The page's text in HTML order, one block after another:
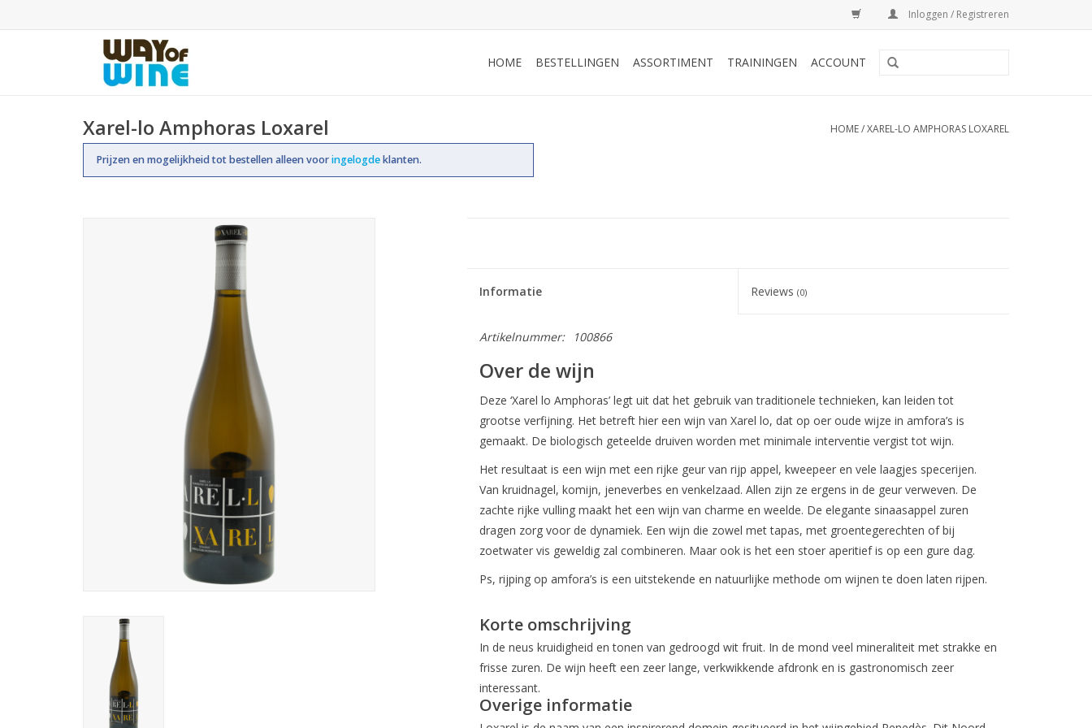
Inloggen / Registreren
HOME BESTELLINGEN ASSORTIMENT TRAININGEN ACCOUNT
Xarel-lo Amphoras Loxarel
Prijzen en mogelijkheid tot bestellen alleen vooringelogdeklanten.
HOME/XAREL-LO AMPHORAS LOXAREL
Informatie Reviews(0)
Artikelnummer: 100866
Over de wijn
Deze ‘Xarel lo Amphoras’ legt uit dat het gebruik van traditionele technieken, kan leiden tot
grootse verfijning. Het betreft hier een wijn van Xarel lo, dat op oer oude wijze in amfora’s is
gemaakt. De biologisch geteelde druiven worden met minimale interventie vergist tot wijn.
Het resultaat is een wijn met een rijke geur van rijp appel, kweepeer en vele laagjes specerijen.
Van kruidnagel, komijn, jeneverbes en venkelzaad. Allen zijn ze ergens in de geur verweven. De
zachte rijke vulling maakt het een wijn van charme en weelde. De elegante sinaasappel zuren
dragen zorg voor de dynamiek. Een wijn die zowel met tapas, met groentegerechten of bij
zoetwater vis geweldig zal combineren. Maar ook is het een stoer aperitief is op een gure dag.
Ps, rijping op amfora’s is een uitstekende en natuurlijke methode om wijnen te doen laten rijpen.
Korte omschrijving
In de neus kruidigheid en tonen van gedroogd wit fruit. In de mond veel mineraliteit met strakke en
frisse zuren. De wijn heeft een zeer lange, verkwikkende afdronk en is gastronomisch zeer
interessant.
Overige informatie